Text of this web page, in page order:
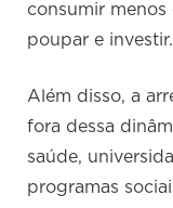
consumir
poupar e investir.
Além disso, a
fora dessa
saúde,
programas